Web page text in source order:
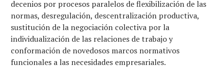
decenios por procesos paralelos de flexibilización de las
normas, desregulación, descentralización productiva,
sustitución de la negociación colectiva por la
individualización de las relaciones de trabajo y
conformación de novedosos marcos normativos
funcionales a las necesidades empresariales.